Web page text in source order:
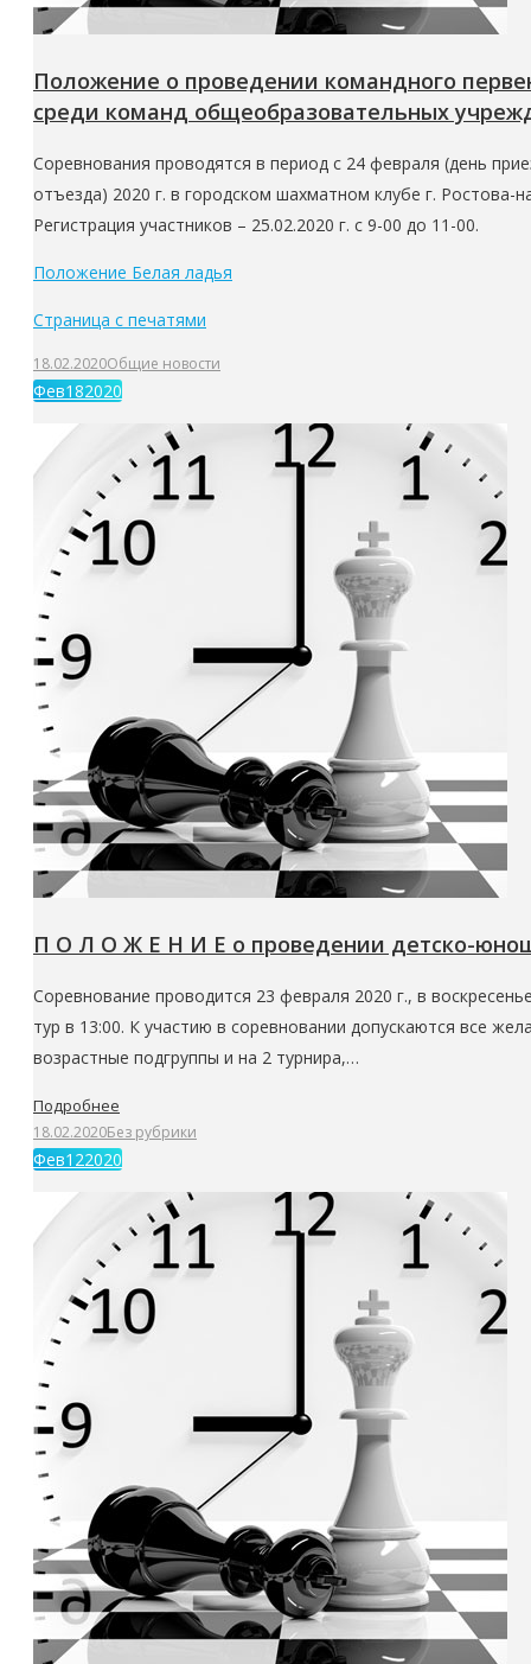
Положение о проведении командного
среди команд общеобразовательных
Соревнования проводятся в период с 24 февраля (день
отъезда) 2020 г. в городском шахматном клубе г. Ростова-
Регистрация участников – 25.02.2020 г. с 9-00 до 11-00.
Положение Белая ладья
Страница с печатями
18.02.2020Общие новости
Фев182020
П О Л О Ж Е Н И Е о проведении детско-
Соревнование проводится 23 февраля 2020 г., в
тур в 13:00. К участию в соревновании допускаются все
возрастные подгруппы и на 2 турнира,…
Подробнее
18.02.2020Без рубрики
Фев122020